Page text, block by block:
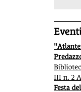
III n. 2
Festa